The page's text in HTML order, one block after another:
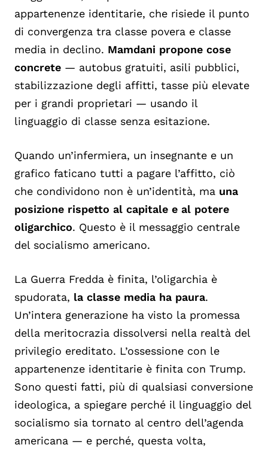
appartenenze identitarie, che risiede il punto
di convergenza tra classe povera e classe
media in declino. Mamdani propone cose
concrete — autobus gratuiti, asili pubblici,
stabilizzazione degli affitti, tasse più elevate
per i grandi proprietari — usando il
linguaggio di classe senza esitazione.
Quando un’infermiera, un insegnante e un
grafico faticano tutti a pagare l’affitto, ciò
che condividono non è un’identità, ma una
posizione rispetto al capitale e al potere
oligarchico. Questo è il messaggio centrale
del socialismo americano.
La Guerra Fredda è finita, l’oligarchia è
spudorata, la classe media ha paura.
Un’intera generazione ha visto la promessa
della meritocrazia dissolversi nella realtà del
privilegio ereditato. L’ossessione con le
appartenenze identitarie è finita con Trump.
Sono questi fatti, più di qualsiasi conversione
ideologica, a spiegare perché il linguaggio del
socialismo sia tornato al centro dell’agenda
americana — e perché, questa volta,